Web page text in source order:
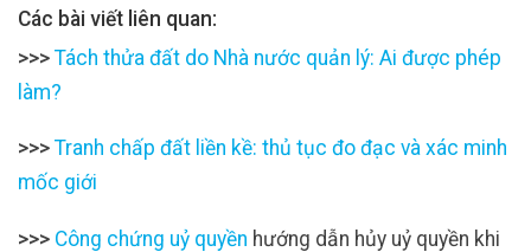
Các bài viết liên quan:
>>> Tách thửa đất do Nhà nước quản lý: Ai được phép
làm?
>>> Tranh chấp đất liền kề: thủ tục đo đạc và xác minh
mốc giới
>>> Công chứng uỷ quyền hướng dẫn hủy uỷ quyền khi